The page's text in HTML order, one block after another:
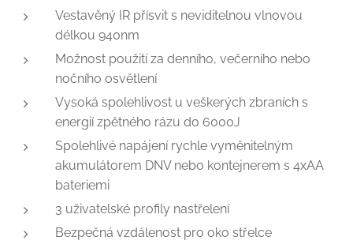
Vestavěný IR přísvit s neviditelnou vlnovou
délkou 940nm
Možnost použití za denního, večerního nebo
nočního osvětlení
Vysoká spolehlivost u veškerých zbraních s
energií zpětného rázu do 6000J
Spolehlivé napájení rychle vyměnitelným
akumulátorem DNV nebo kontejnerem s 4xAA
bateriemi
3 uživatelské profily nastřelení
Bezpečná vzdálenost pro oko střelce